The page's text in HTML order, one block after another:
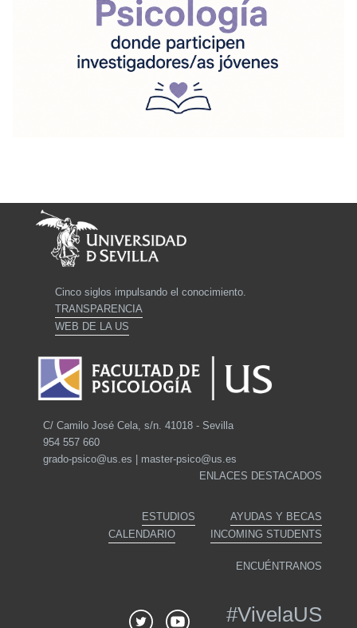
Cinco siglos impulsando el conocimiento.
TRANSPARENCIA
WEB DE LA US
C/ Camilo José Cela, s/n. 41018 - Sevilla
954 557 660
grado-psico@us.es | master-psico@us.es
ENLACES DESTACADOS
ESTUDIOS
AYUDAS Y BECAS
CALENDARIO
INCOMING STUDENTS
ENCUÉNTRANOS
#VivelaUS